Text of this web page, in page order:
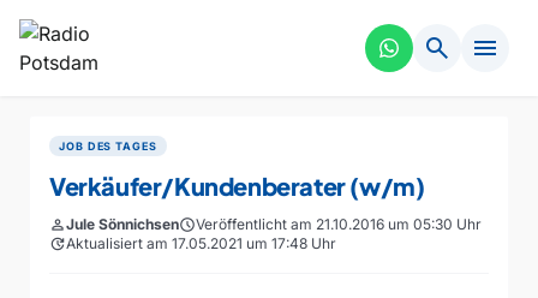
search menu
JOB DES TAGES
Verkäufer/Kundenberater (w/m)
personJule SönnichsenscheduleVeröffentlicht am 21.10.2016 um 05:30 Uhr
updateAktualisiert am 17.05.2021 um 17:48 Uhr